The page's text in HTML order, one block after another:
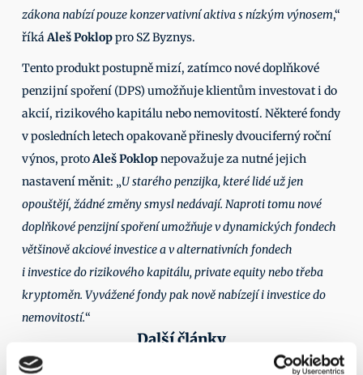
zákona nabízí pouze konzervativní aktiva s nízkým výnosem,“
říká Aleš Poklop pro SZ Byznys.
Tento produkt postupně mizí, zatímco nové doplňkové
penzijní spoření (DPS) umožňuje klientům investovat i do
akcií, rizikového kapitálu nebo nemovitostí. Některé fondy
v posledních letech opakovaně přinesly dvouciferný roční
výnos, proto Aleš Poklop nepovažuje za nutné jejich
nastavení měnit: „U starého penzijka, které lidé už jen
opouštějí, žádné změny smysl nedávají. Naproti tomu nové
doplňkové penzijní spoření umožňuje v dynamických fondech
většinově akciové investice a v alternativních fondech
i investice do rizikového kapitálu, private equity nebo třeba
kryptoměn. Vyvážené fondy pak nově nabízejí i investice do
nemovitostí.“
Další články